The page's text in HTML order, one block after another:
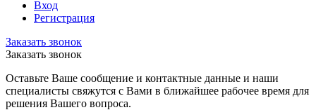
Вход
Регистрация
Заказать звонок
Заказать звонок
Оставьте Ваше сообщение и контактные данные и наши
специалисты свяжутся с Вами в ближайшее рабочее время для
решения Вашего вопроса.